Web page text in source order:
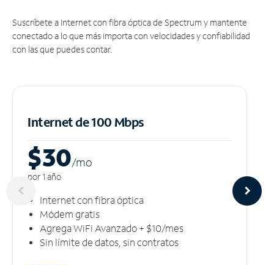
Suscríbete a Internet con fibra óptica de Spectrum y mantente
conectado a lo que más importa con velocidades y confiabilidad
con las que puedes contar.
Internet de 100 Mbps
$30/mo
por 1 año
Internet con fibra óptica
Módem gratis
Agrega WiFi Avanzado + $10/mes
Sin límite de datos, sin contratos